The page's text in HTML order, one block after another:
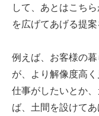
して、あとはこち
を広げてあげる提案
例えば、お客様の
が、より解像度高
仕事がしたいとか
ば、土間を設けて